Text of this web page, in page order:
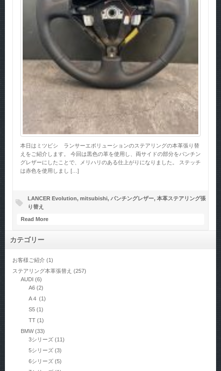
本日はミツビシ ランサーエボリューションのステアリングの本革張り替
えをご紹介します。 今回は黒色の革を使用し、両サイドの部分をパンチン
グレザーにしたことで、メリハリのある仕上がりになりました。 ステッチ
は赤色を使用しまし […]
LANCER Evolution, mitsubishi, パンチングレザー, 本革ステアリング張
り替え
Read More
カテゴリー
お客様ご紹介 (1)
ステアリング本革張替え (257)
AUDI (6)
A6 (2)
A４ (1)
S5 (1)
TT (1)
BMW(33)
3シリーズ (11)
5シリーズ (3)
6シリーズ (5)